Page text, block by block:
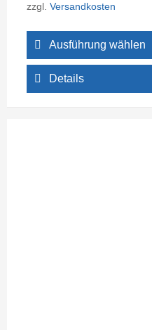
zzgl. Versandkosten
Ausführung wählen
Details